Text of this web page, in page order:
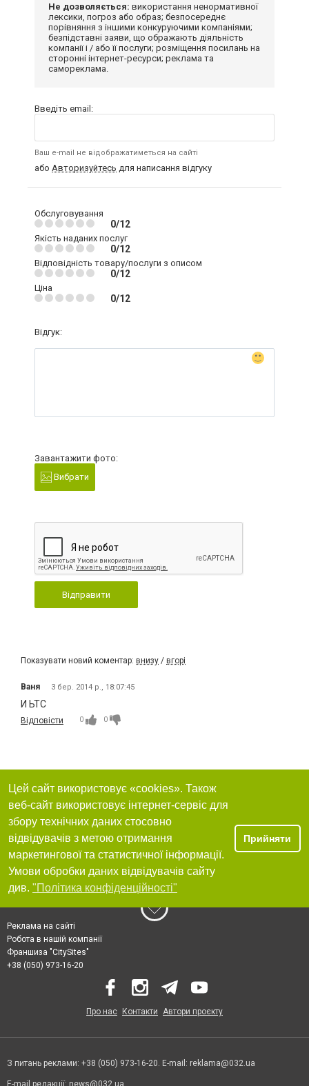
Не дозволяється: використання ненормативної
лексики, погроз або образ; безпосереднє
порівняння з іншими конкуруючими компаніями;
безпідставні заяви, що ображають діяльність
компанії і / або її послуги; розміщення посилань на
сторонні інтернет-ресурси; реклама та
самореклама.
Введіть email:
Ваш e-mail не відображатиметься на сайті
або Авторизуйтесь для написання відгуку
Обслуговування
0/12
Якість наданих послуг
0/12
Відповідність товару/послуги з описом
0/12
Ціна
0/12
Відгук:
Завантажити фото:
Вибрати
Відправити
Показувати новий коментар: внизу / вгорі
Ваня 3 бер. 2014 р., 18:07:45
И ЬТС
Відповісти 0 0
Цей сайт використовує «cookies». Також
веб-сайт використовує інтернет-сервіс для
збору технічних даних стосовно
відвідувачів з метою отримання
маркетингової та статистичної інформації.
Умови обробки даних відвідувачів сайту
див. "Політика конфіденційності"
Прийняти
Реклама на сайті
Робота в нашій компанії
Франшиза "CitySites"
+38 (050) 973-16-20
Про нас Контакти Автори проєкту
З питань реклами: +38 (050) 973-16-20. E-mail: reklama@032.ua
E-mail редакції: news@032.ua